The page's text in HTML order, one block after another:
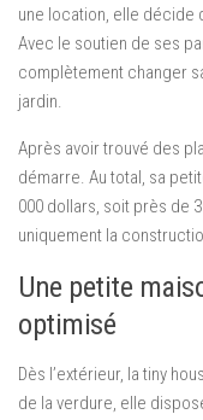
une location, elle décide
Avec le soutien de ses
complètement changer
jardin.
Après avoir trouvé des
démarre. Au total, sa
000 dollars, soit près de
uniquement la
Une petite
optimisé
Dès l’extérieur, la tiny
de la verdure, elle